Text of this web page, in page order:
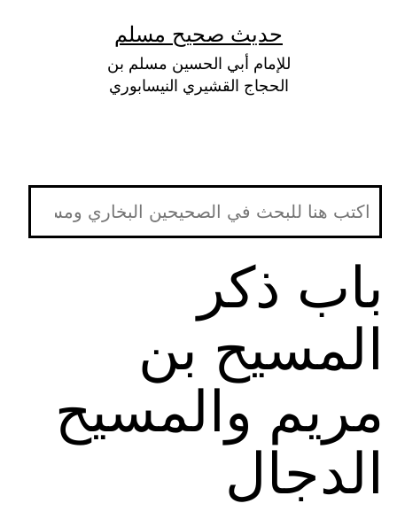
حديث صحيح مسلم
للإمام أبي الحسين مسلم بن
الحجاج القشيري النيسابوري
باب ذكر
المسيح بن
مريم والمسيح
الدجال